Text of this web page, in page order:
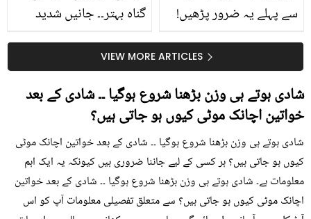
گناہ بہتر۔۔ جانیں شدید
کیوں کھانا چاہیے؟
سے پہلے یہ ضرور پڑھیں!
سستا اور قدرتی حلVIEW MORE ARTICLES
شادی ہوتے ہی وزن بڑھنا شروع ہوگیا ۔۔ شادی کے بعد
خواتین اچانک موٹی کیوں ہو جاتی ہیں؟
شادی ہوتے ہی وزن بڑھنا شروع ہوگیا ۔۔ شادی کے بعد خواتین اچانک موٹی
کیوں ہو جاتی ہیں؟ ہر کسی کے لیے جاننا ضروری ہیں کیونکہ یہ ایک اہم
معلومات ہے۔ شادی ہوتے ہی وزن بڑھنا شروع ہوگیا ۔۔ شادی کے بعد خواتین
اچانک موٹی کیوں ہو جاتی ہیں؟ سے متعلق تفصیلی معلومات آپ کو اس